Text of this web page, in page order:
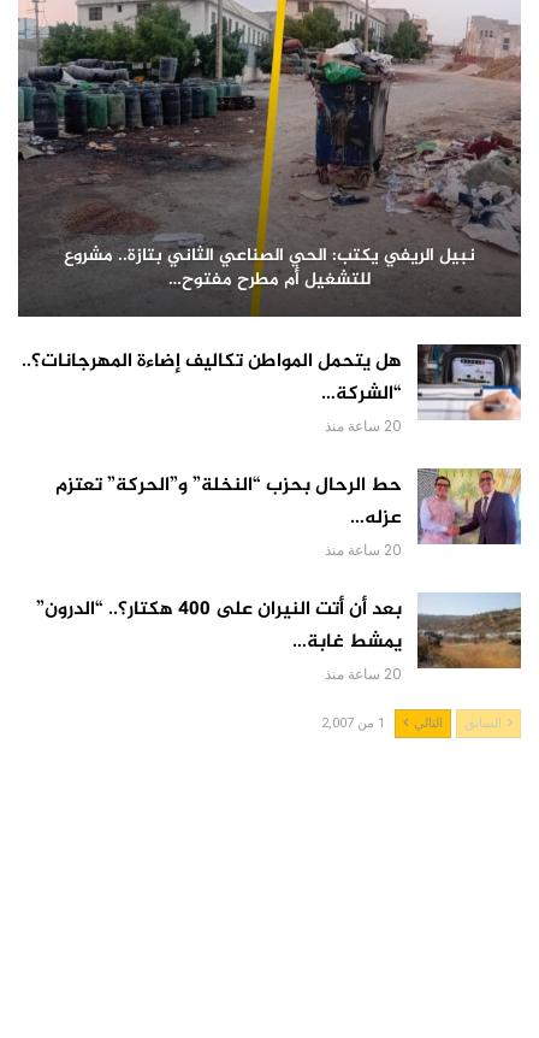
نبيل الريفي يكتب: الحي الصناعي الثاني بتازة.. مشروع
للتشغيل أم مطرح مفتوح…
هل يتحمل المواطن تكاليف إضاءة المهرجانات؟..
“الشركة…
20 ساعة منذ
حط الرحال بحزب “النخلة” و”الحركة” تعتزم
عزله…
20 ساعة منذ
بعد أن أتت النيران على 400 هكتار؟.. “الدرون”
يمشط غابة…
20 ساعة منذ
السابق التالي 1 من 2,007